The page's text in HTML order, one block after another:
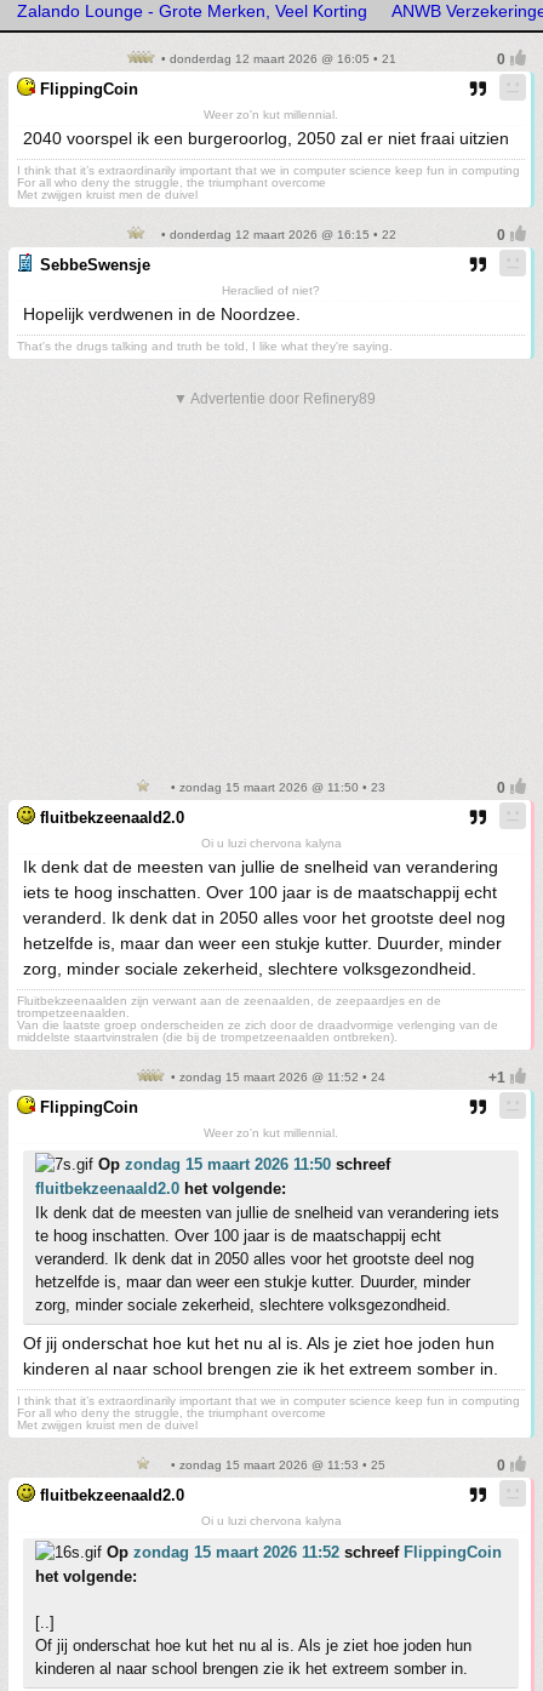
Zalando Lounge - Grote Merken, Veel Korting ANWB
• donderdag 12 maart 2026 @ 16:05 • 21
FlippingCoin
Weer zo'n kut millennial.
2040 voorspel ik een burgeroorlog, 2050 zal er niet fraai uitzien
I think that it’s extraordinarily important that we in computer science keep fun in computing
For all who deny the struggle, the triumphant overcome
Met zwijgen kruist men de duivel
• donderdag 12 maart 2026 @ 16:15 • 22
SebbeSwensje
Heraclied of niet?
Hopelijk verdwenen in de Noordzee.
That's the drugs talking and truth be told, I like what they're saying.
▼ Advertentie door Refinery89
• zondag 15 maart 2026 @ 11:50 • 23
fluitbekzeenaald2.0
Oi u luzi chervona kalyna
Ik denk dat de meesten van jullie de snelheid van verandering
iets te hoog inschatten. Over 100 jaar is de maatschappij echt
veranderd. Ik denk dat in 2050 alles voor het grootste deel nog
hetzelfde is, maar dan weer een stukje kutter. Duurder, minder
zorg, minder sociale zekerheid, slechtere volksgezondheid.
Fluitbekzeenaalden zijn verwant aan de zeenaalden, de zeepaardjes en de
trompetzeenaalden.
Van die laatste groep onderscheiden ze zich door de draadvormige verlenging van de
middelste staartvinstralen (die bij de trompetzeenaalden ontbreken).
• zondag 15 maart 2026 @ 11:52 • 24
FlippingCoin
Weer zo'n kut millennial.
Op zondag 15 maart 2026 11:50 schreef
fluitbekzeenaald2.0 het volgende:
Ik denk dat de meesten van jullie de snelheid van verandering iets
te hoog inschatten. Over 100 jaar is de maatschappij echt
veranderd. Ik denk dat in 2050 alles voor het grootste deel nog
hetzelfde is, maar dan weer een stukje kutter. Duurder, minder
zorg, minder sociale zekerheid, slechtere volksgezondheid.
Of jij onderschat hoe kut het nu al is. Als je ziet hoe joden hun
kinderen al naar school brengen zie ik het extreem somber in.
I think that it’s extraordinarily important that we in computer science keep fun in computing
For all who deny the struggle, the triumphant overcome
Met zwijgen kruist men de duivel
• zondag 15 maart 2026 @ 11:53 • 25
fluitbekzeenaald2.0
Oi u luzi chervona kalyna
Op zondag 15 maart 2026 11:52 schreef FlippingCoin
het volgende:
[..]
Of jij onderschat hoe kut het nu al is. Als je ziet hoe joden hun
kinderen al naar school brengen zie ik het extreem somber in.